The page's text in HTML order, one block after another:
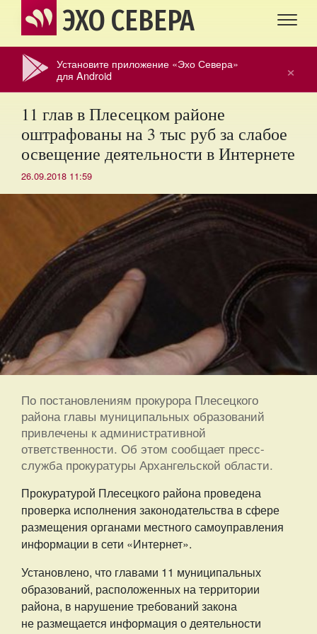
ЭХО СЕВЕРА
×
Установите приложение «Эхо Севера»
для Android
11 глав в Плесецком районе
оштрафованы на 3 тыс руб за слабое
освещение деятельности в Интернете
26.09.2018 11:59
По постановлениям прокурора Плесецкого
района главы муниципальных образований
привлечены к административной
ответственности. Об этом сообщает пресс-
служба прокуратуры Архангельской области.
Прокуратурой Плесецкого района проведена
проверка исполнения законодательства в сфере
размещения органами местного самоуправления
информации в сети «Интернет».
Установлено, что главами 11 муниципальных
образований, расположенных на территории
района, в нарушение требований закона
не размещается информация о деятельности